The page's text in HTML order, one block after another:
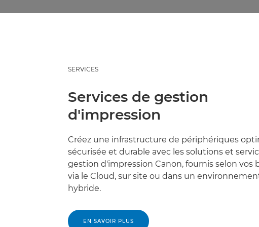
SERVICES
Services de gestion
d'impression
Créez une infrastructure de périphériques
sécurisée et durable avec les solutions et
gestion d'impression Canon, fournis selon vos
via le Cloud, sur site ou dans un
hybride.
EN SAVOIR PLUS